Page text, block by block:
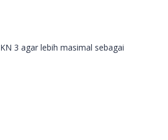
3 agar lebih masimal sebagai